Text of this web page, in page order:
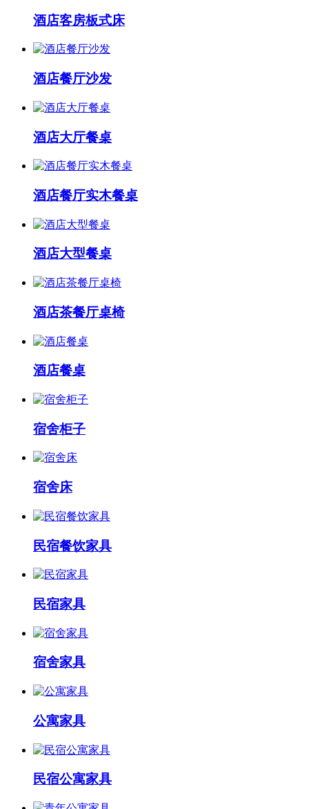
酒店客房板式床
酒店餐厅沙发
酒店大厅餐桌
酒店餐厅实木餐桌
酒店大型餐桌
酒店茶餐厅桌椅
酒店餐桌
宿舍柜子
宿舍床
民宿餐饮家具
民宿家具
宿舍家具
公寓家具
民宿公寓家具